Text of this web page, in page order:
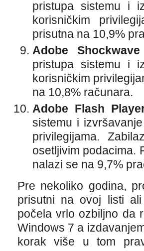
pristupa sistemu i
korisničkim
prisutna na 10,9%
Adobe
pristupa sistemu i
korisničkim
na 10,8% računara.
Adobe Flash
sistemu i
privilegijama.
osetljivim podacima.
nalazi se na 9,7%
Pre nekoliko godina,
prisutni na ovoj listi
počela vrlo ozbiljno da
Windows 7 a
korak više u tom